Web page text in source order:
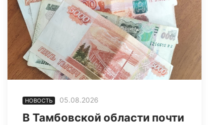
НОВОСТЬ 05.08.2026
В Тамбовской области почти